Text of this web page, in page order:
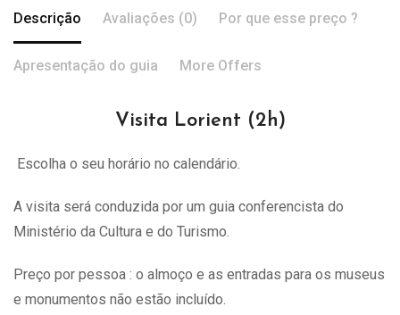
Descrição Avaliações (0) Por que esse preço ?
Apresentação do guia More Offers
Visita Lorient (2h)
Escolha o seu horário no calendário.
A visita será conduzida por um guia conferencista do
Ministério da Cultura e do Turismo.
Preço por pessoa : o almoço e as entradas para os museus
e monumentos não estão incluído.